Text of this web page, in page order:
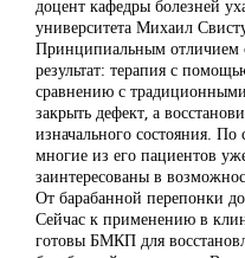
доцент кафедры болезней
университета Михаил
Принципиальным отличием
результат: терапия с
сравнению с
закрыть дефект, а
изначального состояния.
многие из его пациентов
заинтересованы в
От барабанной перепонки
Сейчас к применению в
готовы БМКП для